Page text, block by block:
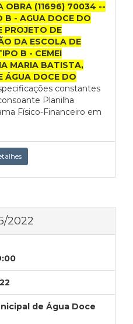
OBRA (11696) 70034 --
B - AGUA DOCE DO
PROJETO DE
DA ESCOLA DE
B - CEMEI
MARIA BATISTA,
ÁGUA DOCE DO
constantes
Planilha
Físico-Financeiro em
2022
de Água Doce